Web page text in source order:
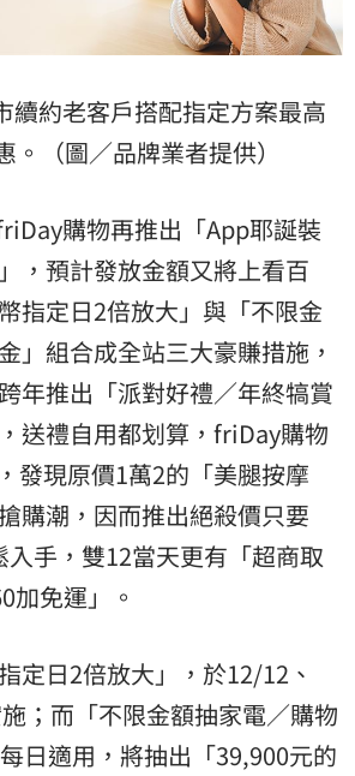
約老客戶搭配指定方案最高
。（圖／品牌業者提供）
購物再推出「App耶誕裝
，預計發放金額又將上看百
指定日2倍放大」與「不限金
」組合成全站三大豪賺措施，
年推出「派對好禮／年終犒賞
禮自用都划算，friDay購物
發現原價1萬2的「美腿按摩
購潮，因而推出絕殺價只要
手，雙12當天更有「超商取
加免運」。
定日2倍放大」，於12/12、
；而「不限金額抽家電／購物
日適用，將抽出「39,900元的